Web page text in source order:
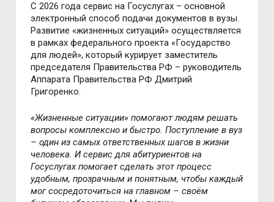
С 2026 года сервис на Госуслугах – основной
электронный способ подачи документов в вузы.
Развитие «жизненных ситуаций» осуществляется
в рамках федерального проекта «Государство
для людей», который курирует заместитель
председателя Правительства РФ – руководитель
Аппарата Правительства РФ Дмитрий
Григоренко.
«Жизненные ситуации» помогают людям решать
вопросы комплексно и быстро. Поступление в вуз
– один из самых ответственных шагов в жизни
человека. И сервис для абитуриентов на
Госуслугах помогает сделать этот процесс
удобным, прозрачным и понятным, чтобы каждый
мог сосредоточиться на главном – своём